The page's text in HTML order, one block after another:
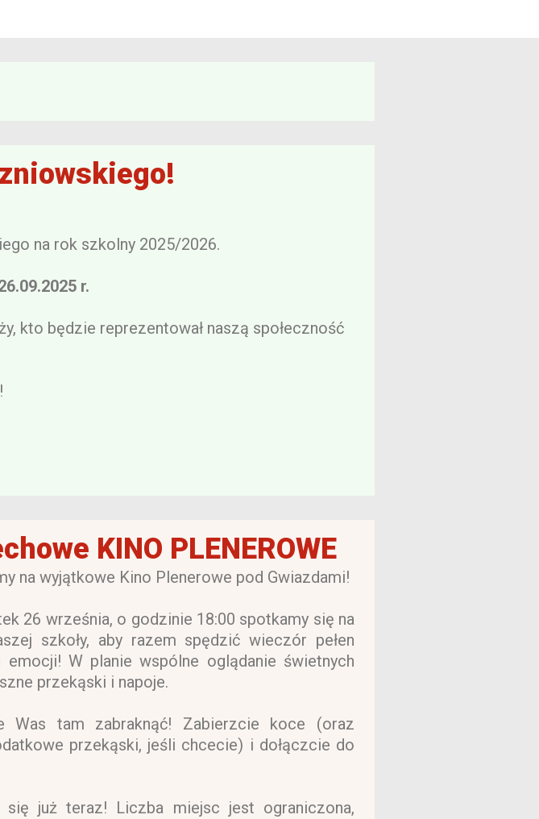
na rok szkolny 2025/2026.
r.
kto będzie reprezentował naszą społeczność
KINO PLENEROWE
na wyjątkowe Kino Plenerowe pod Gwiazdami!
26 września, o godzinie 18:00 spotkamy się na
szkoły, aby razem spędzić wieczór pełen
emocji! W planie wspólne oglądanie świetnych
przekąski i napoje.
Was tam zabraknąć! Zabierzcie koce (oraz
przekąski, jeśli chcecie) i dołączcie do
się już teraz! Liczba miejsc jest ograniczona,